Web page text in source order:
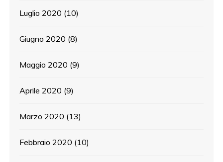
Luglio 2020 (10)
Giugno 2020 (8)
Maggio 2020 (9)
Aprile 2020 (9)
Marzo 2020 (13)
Febbraio 2020 (10)